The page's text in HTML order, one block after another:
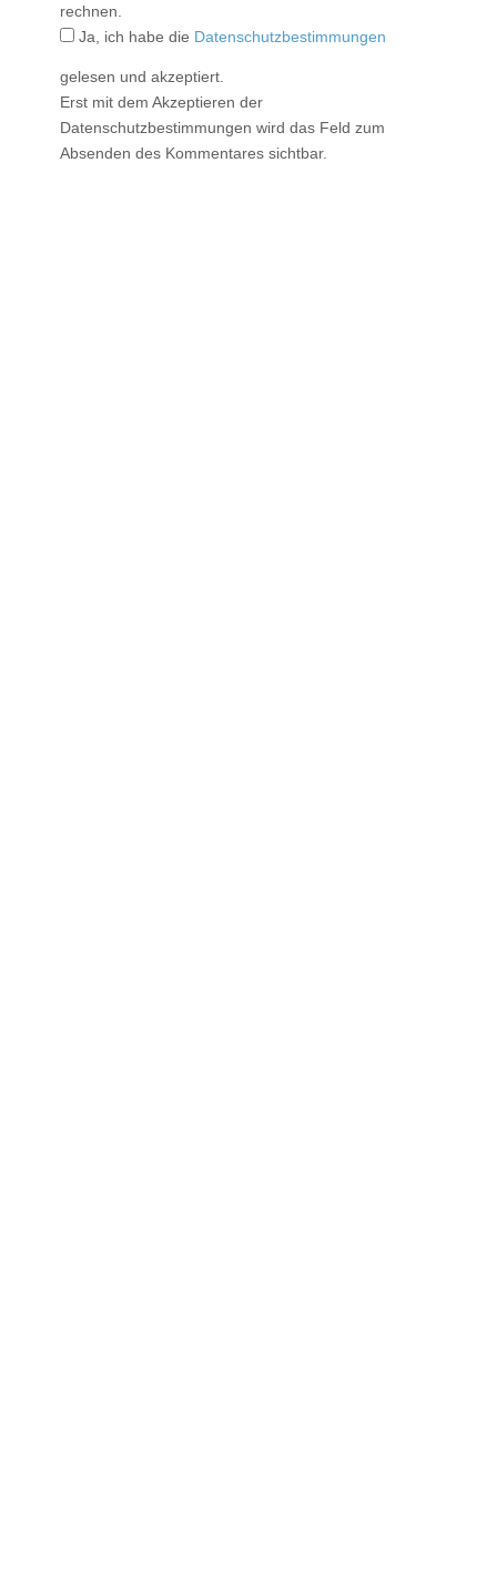
rechnen.
Ja, ich habe die Datenschutzbestimmungen
gelesen und akzeptiert.
Erst mit dem Akzeptieren der
Datenschutzbestimmungen wird das Feld zum
Absenden des Kommentares sichtbar.